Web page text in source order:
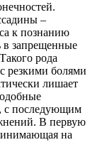
–
к познанию
в запрещенные
рода
резкими болями
лишает
с последующим
В первую
на